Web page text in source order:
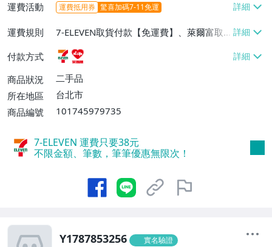
運費活動 運費抵用券 驚喜加碼7-11免運
運費規則
7-ELEVEN取貨付款【免運費】、萊爾富取
貨付款【免運費】
付款方式
商品狀況
二手品
所在地區
台北市
商品編號
101745979735
7-ELEVEN 運費只要38元
不限金額、筆數，筆筆優惠無限次！
Y1787853256 實名驗證